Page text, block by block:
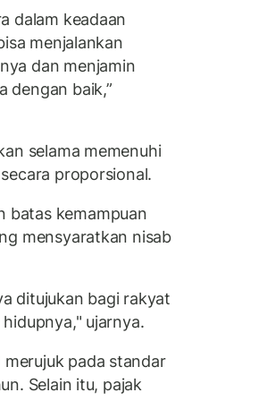
dalam keadaan
menjalankan
dan menjamin
dengan baik,”
selama memenuhi
proporsional.
batas kemampuan
mensyaratkan nisab
ditujukan bagi rakyat
ujarnya.
pada standar
Selain itu, pajak